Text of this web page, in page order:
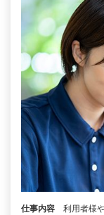
仕事内容
利用者様